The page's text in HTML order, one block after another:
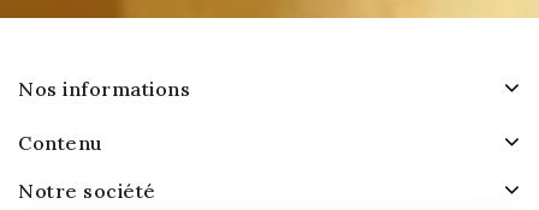
Nos informations
Contenu
Notre société